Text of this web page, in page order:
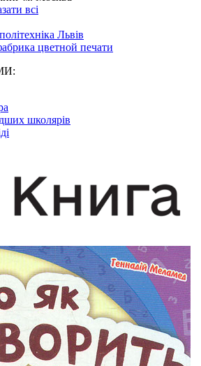
всі
Львів
цветной печати
школярів